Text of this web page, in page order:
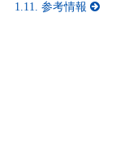
1.11. 参考情報